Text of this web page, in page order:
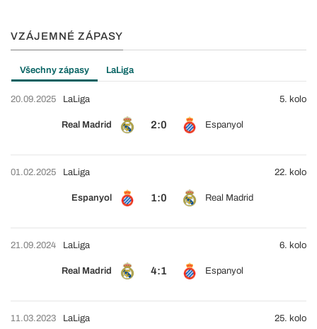
VZÁJEMNÉ ZÁPASY
Všechny zápasy LaLiga
20.09.2025
Real Madrid 2:0 Espanyol
LaLiga 5. kolo
01.02.2025
Espanyol 1:0 Real Madrid
LaLiga 22. kolo
21.09.2024
Real Madrid 4:1 Espanyol
LaLiga 6. kolo
11.03.2023 LaLiga 25. kolo